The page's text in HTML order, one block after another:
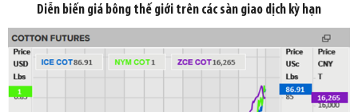
Diễn biến giá bông thế giới trên các sàn giao dịch kỳ hạn